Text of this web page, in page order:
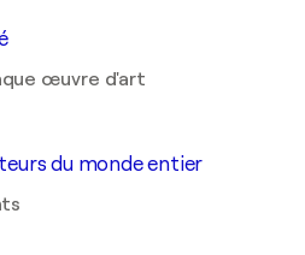
œuvre d'art
du monde entier